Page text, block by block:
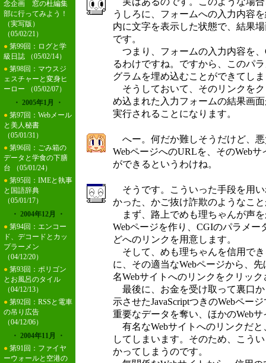
念企画 窓の杜編集
部に行ってみよう！
（実写版）
（05/02/21）
● 第99回：ログと学
級日誌
（05/02/14）
● 第98回：マウスジ
ェスチャーと変身ヒ
ーロー
（05/02/07）
・ 2005年1月 ・
● 第97回：Webメール
と美人秘書
（05/01/31）
● 第96回：ごみ箱の
データと学食の下膳
台
（05/01/24）
● 第95回：IMEと執事
と国語辞典
（05/01/17）
・ 2004年12月 ・
● 第94回：エンコー
ド、デコードとカッ
プラーメン
（04/12/20）
● 第93回：ポリゴン
とお風呂のタイル
（04/12/13）
● 第92回：RSSと電車
の吊り広告
（04/12/06）
・ 2004年11月 ・
● 第91回：ファイヤ
ーウォールと空港の
うしろに、フォームへの入力内容
内に文字を表示した状態で、結果
です。
つまり、フォームの入力内容を
るわけですね。ですから、このパ
グラムを埋め込むことができてし
そうしておいて、そのリンクをク
め込まれた入力フォームの結果画
実行されることになります。
へー。何だか難しそうだけど、
WebページへのURLを、そのWeb
ができるというわけね。
そうです。こういった手段を用
かった、かご抜け詐欺のようなこ
まず、路上でめも理ちゃんが声
Webページを作り、CGIのパラメー
どへのリンクを用意します。
そして、めも理ちゃんを信用で
に、その適当なWebページから、
名Webサイトへのリンクをクリッ
最後に、お金を受け取って裏口
示させたJavaScriptつきのWebペー
重要なデータを奪い、ほかのWeb
有名なWebサイトへのリンクだ
してしまいます。そのため、こう
かってしまうのです。